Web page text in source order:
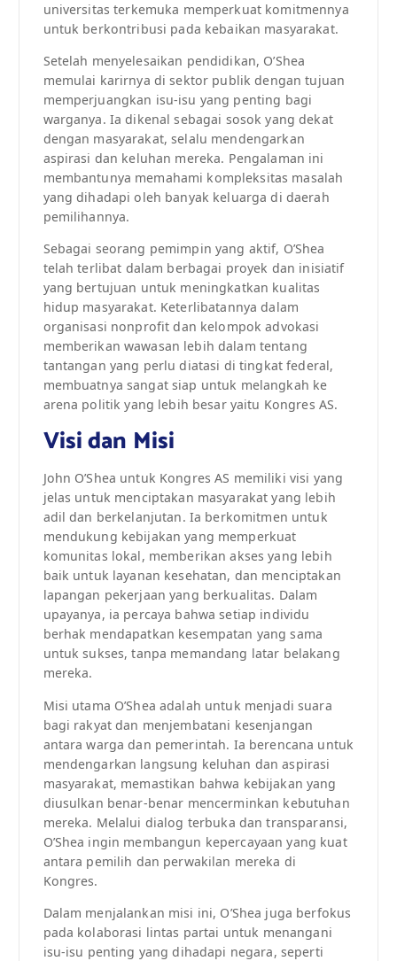
universitas terkemuka memperkuat komitmennya
untuk berkontribusi pada kebaikan masyarakat.
Setelah menyelesaikan pendidikan, O’Shea
memulai karirnya di sektor publik dengan tujuan
memperjuangkan isu-isu yang penting bagi
warganya. Ia dikenal sebagai sosok yang dekat
dengan masyarakat, selalu mendengarkan
aspirasi dan keluhan mereka. Pengalaman ini
membantunya memahami kompleksitas masalah
yang dihadapi oleh banyak keluarga di daerah
pemilihannya.
Sebagai seorang pemimpin yang aktif, O’Shea
telah terlibat dalam berbagai proyek dan inisiatif
yang bertujuan untuk meningkatkan kualitas
hidup masyarakat. Keterlibatannya dalam
organisasi nonprofit dan kelompok advokasi
memberikan wawasan lebih dalam tentang
tantangan yang perlu diatasi di tingkat federal,
membuatnya sangat siap untuk melangkah ke
arena politik yang lebih besar yaitu Kongres AS.
Visi dan Misi
John O’Shea untuk Kongres AS memiliki visi yang
jelas untuk menciptakan masyarakat yang lebih
adil dan berkelanjutan. Ia berkomitmen untuk
mendukung kebijakan yang memperkuat
komunitas lokal, memberikan akses yang lebih
baik untuk layanan kesehatan, dan menciptakan
lapangan pekerjaan yang berkualitas. Dalam
upayanya, ia percaya bahwa setiap individu
berhak mendapatkan kesempatan yang sama
untuk sukses, tanpa memandang latar belakang
mereka.
Misi utama O’Shea adalah untuk menjadi suara
bagi rakyat dan menjembatani kesenjangan
antara warga dan pemerintah. Ia berencana untuk
mendengarkan langsung keluhan dan aspirasi
masyarakat, memastikan bahwa kebijakan yang
diusulkan benar-benar mencerminkan kebutuhan
mereka. Melalui dialog terbuka dan transparansi,
O’Shea ingin membangun kepercayaan yang kuat
antara pemilih dan perwakilan mereka di
Kongres.
Dalam menjalankan misi ini, O’Shea juga berfokus
pada kolaborasi lintas partai untuk menangani
isu-isu penting yang dihadapi negara, seperti